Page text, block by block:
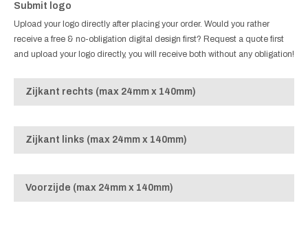
Submit logo
Upload your logo directly after placing your order. Would you rather
receive a free & no-obligation digital design first? Request a quote first
and upload your logo directly, you will receive both without any obligation!
Zijkant rechts (max 24mm x 140mm)
Zijkant links (max 24mm x 140mm)
Voorzijde (max 24mm x 140mm)